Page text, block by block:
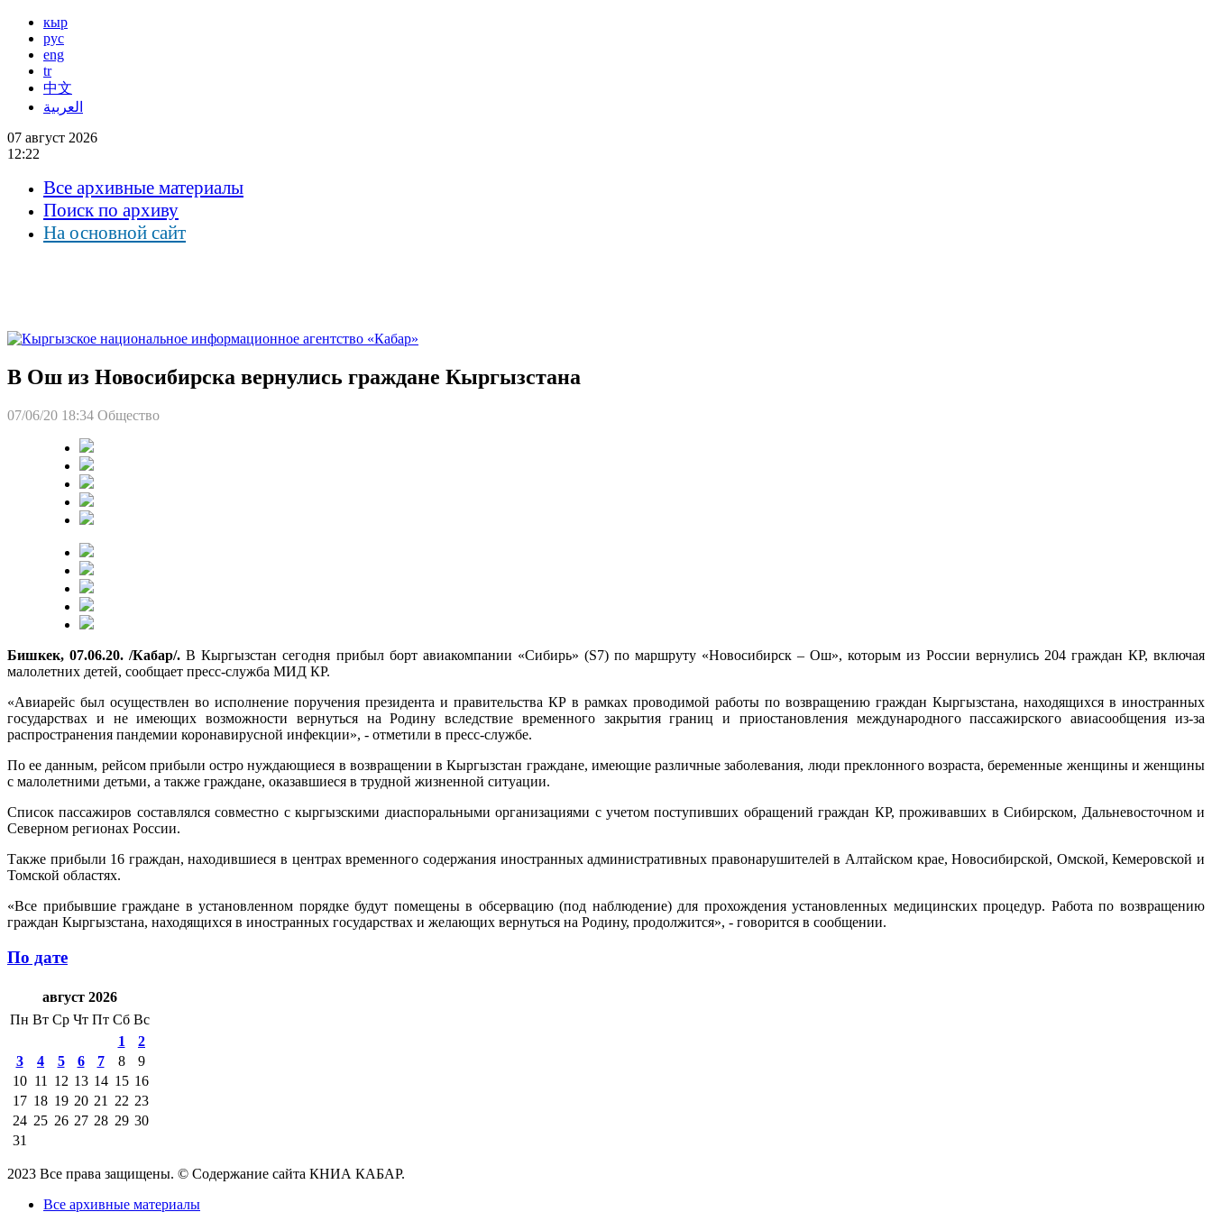
кыр
рус
eng
tr
中文
العربية
07 август 2026
12:22
Все архивные материалы
Поиск по архиву
На основной сайт
В Ош из Новосибирска вернулись граждане Кыргызстана
07/06/20 18:34 Общество
Бишкек, 07.06.20. /Кабар/. В Кыргызстан сегодня прибыл борт авиакомпании «Сибирь» (S7) по маршруту «Новосибирск – Ош», которым из России вернулись 204 граждан КР, включая
малолетних детей, сообщает пресс-служба МИД КР.
«Авиарейс был осуществлен во исполнение поручения президента и правительства КР в рамках проводимой работы по возвращению граждан Кыргызстана, находящихся в иностранных
государствах и не имеющих возможности вернуться на Родину вследствие временного закрытия границ и приостановления международного пассажирского авиасообщения из-за
распространения пандемии коронавирусной инфекции», - отметили в пресс-службе.
По ее данным, рейсом прибыли остро нуждающиеся в возвращении в Кыргызстан граждане, имеющие различные заболевания, люди преклонного возраста, беременные женщины и женщины
с малолетними детьми, а также граждане, оказавшиеся в трудной жизненной ситуации.
Список пассажиров составлялся совместно с кыргызскими диаспоральными организациями с учетом поступивших обращений граждан КР, проживавших в Сибирском, Дальневосточном и
Северном регионах России.
Также прибыли 16 граждан, находившиеся в центрах временного содержания иностранных административных правонарушителей в Алтайском крае, Новосибирской, Омской, Кемеровской и
Томской областях.
«Все прибывшие граждане в установленном порядке будут помещены в обсервацию (под наблюдение) для прохождения установленных медицинских процедур. Работа по возвращению
граждан Кыргызстана, находящихся в иностранных государствах и желающих вернуться на Родину, продолжится», - говорится в сообщении.
По дате
август 2026
Пн Вт Ср Чт Пт Сб Вс
1
2
3
4 5 6 7 8
9
10 11 12 13 14 15 16
17 18 19 20 21 22 23
24 25 26 27 28 29 30
31
2023 Все права защищены. © Содержание сайта КНИА КАБАР.
Все архивные материалы